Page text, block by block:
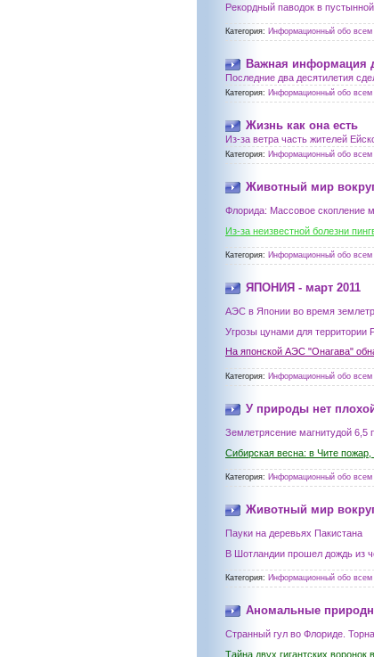
Рекордный паводок в
Категория: Информационный обо всем
Важная информация
Последние два десятилетия
Категория: Информационный обо всем
Жизнь как она есть
Из-за ветра часть жителей
Категория: Информационный обо всем
Животный мир
Флорида: Массовое скопление
Из-за неизвестной болезни
Категория: Информационный обо всем
ЯПОНИЯ - март 2011
АЭС в Японии во время
Угрозы цунами для территории
На японской АЭС "Онагава"
Категория: Информационный обо всем
У природы нет
Землетрясение магнитудой 6,5
Сибирская весна: в Чите
Категория: Информационный обо всем
Животный мир
Пауки на деревьях Пакистана
В Шотландии прошел дождь из
Категория: Информационный обо всем
Аномальные
Странный гул во Флориде.
Тайна двух гигантских воронок